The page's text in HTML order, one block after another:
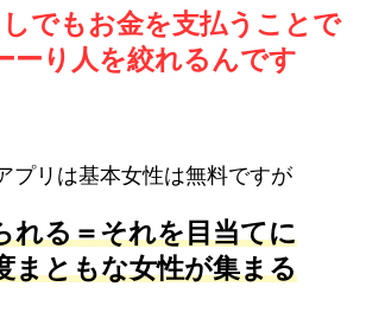
でもお金を支払うことで
ーり人を絞れるんです
プリは基本女性は無料ですが
れる＝それを目当てに
まともな女性が集まる